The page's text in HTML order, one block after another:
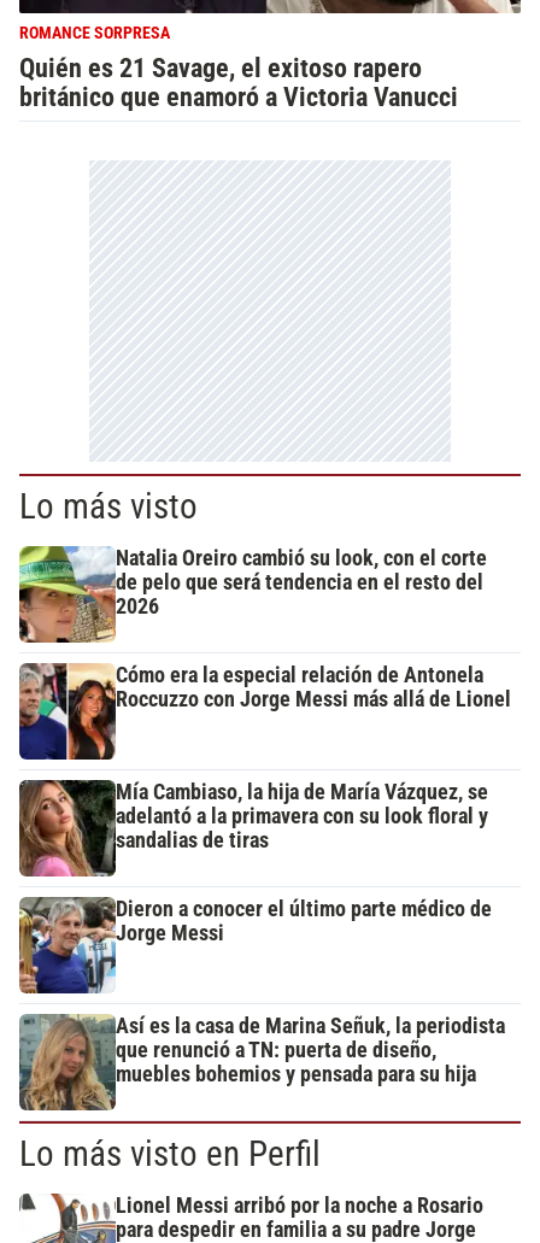
ROMANCE SORPRESA
Quién es 21 Savage, el exitoso rapero
británico que enamoró a Victoria Vanucci
Lo más visto
Natalia Oreiro cambió su look, con el corte
de pelo que será tendencia en el resto del
2026
Cómo era la especial relación de Antonela
Roccuzzo con Jorge Messi más allá de Lionel
Mía Cambiaso, la hija de María Vázquez, se
adelantó a la primavera con su look floral y
sandalias de tiras
Dieron a conocer el último parte médico de
Jorge Messi
Así es la casa de Marina Señuk, la periodista
que renunció a TN: puerta de diseño,
muebles bohemios y pensada para su hija
Lo más visto en Perfil
Lionel Messi arribó por la noche a Rosario
para despedir en familia a su padre Jorge